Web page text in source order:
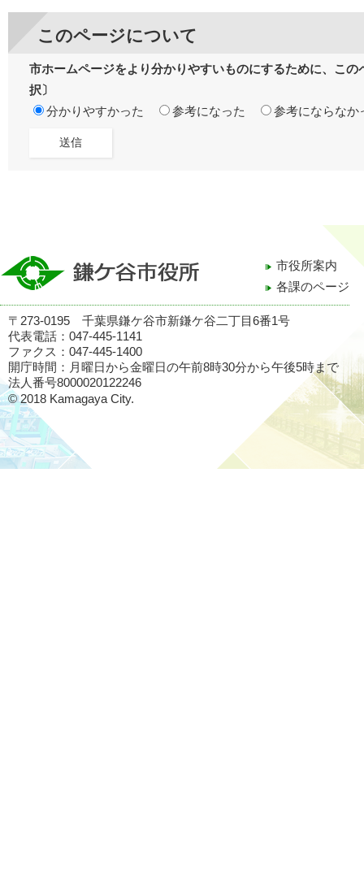
このページについて
市ホームページをより分かりやすいものにするために、こ
択〕
分かりやすかった
参考になった 参考にならなか
市役所案内
各課のページ
〒273-0195 千葉県鎌ケ谷市新鎌ケ谷二丁目6番1号
代表電話：047-445-1141
ファクス：047-445-1400
開庁時間：月曜日から金曜日の午前8時30分から午後5時まで
法人番号8000020122246
© 2018 Kamagaya City.